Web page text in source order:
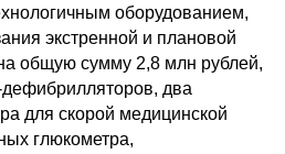
оборудованием,
экстренной и плановой
общую сумму 2,8 млн рублей,
два
для скорой медицинской
глюкометра,